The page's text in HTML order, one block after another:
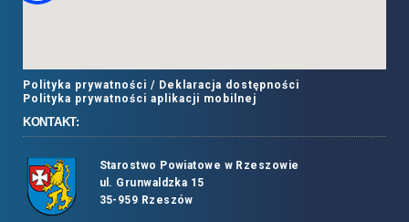
Polityka prywatności / Deklaracja dostępności
Polityka prywatności aplikacji mobilnej
KONTAKT:
Starostwo Powiatowe w Rzeszowie
ul. Grunwaldzka 15
35-959 Rzeszów